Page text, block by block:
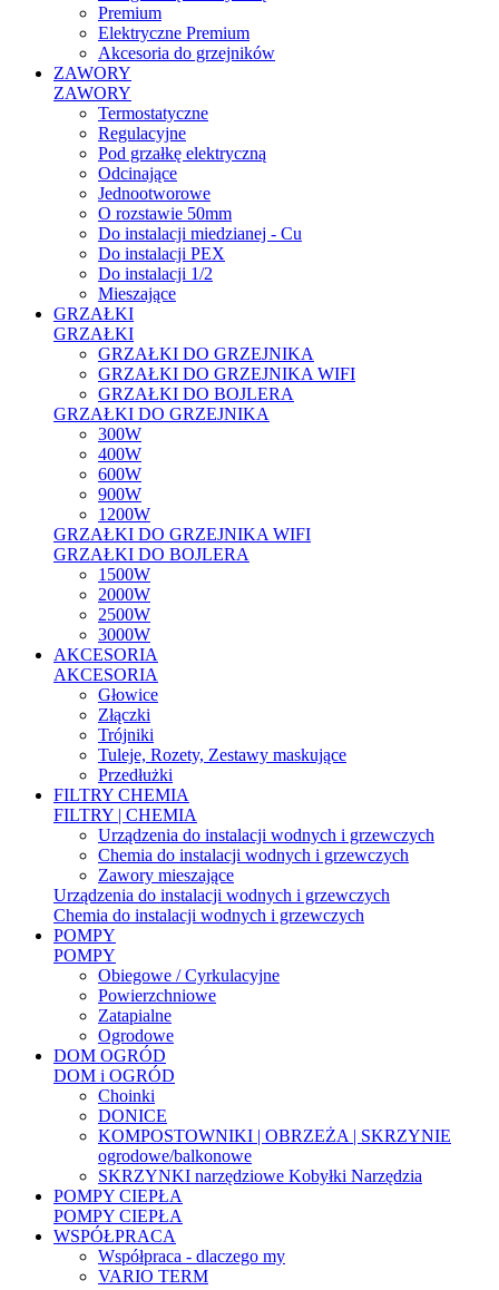
Premium
Elektryczne Premium
Akcesoria do grzejników
ZAWORY
ZAWORY
Termostatyczne
Regulacyjne
Pod grzałkę elektryczną
Odcinające
Jednootworowe
O rozstawie 50mm
Do instalacji miedzianej - Cu
Do instalacji PEX
Do instalacji 1/2
Mieszające
GRZAŁKI
GRZAŁKI
GRZAŁKI DO GRZEJNIKA
GRZAŁKI DO GRZEJNIKA WIFI
GRZAŁKI DO BOJLERA
GRZAŁKI DO GRZEJNIKA
300W
400W
600W
900W
1200W
GRZAŁKI DO GRZEJNIKA WIFI
GRZAŁKI DO BOJLERA
1500W
2000W
2500W
3000W
AKCESORIA
AKCESORIA
Głowice
Złączki
Trójniki
Tuleje, Rozety, Zestawy maskujące
Przedłużki
FILTRY CHEMIA
FILTRY | CHEMIA
Urządzenia do instalacji wodnych i grzewczych
Chemia do instalacji wodnych i grzewczych
Zawory mieszające
Urządzenia do instalacji wodnych i grzewczych
Chemia do instalacji wodnych i grzewczych
POMPY
POMPY
Obiegowe / Cyrkulacyjne
Powierzchniowe
Zatapialne
Ogrodowe
DOM OGRÓD
DOM i OGRÓD
Choinki
DONICE
KOMPOSTOWNIKI | OBRZEŻA | SKRZYNIE
ogrodowe/balkonowe
SKRZYNKI narzędziowe Kobyłki Narzędzia
POMPY CIEPŁA
POMPY CIEPŁA
WSPÓŁPRACA
Współpraca - dlaczego my
VARIO TERM